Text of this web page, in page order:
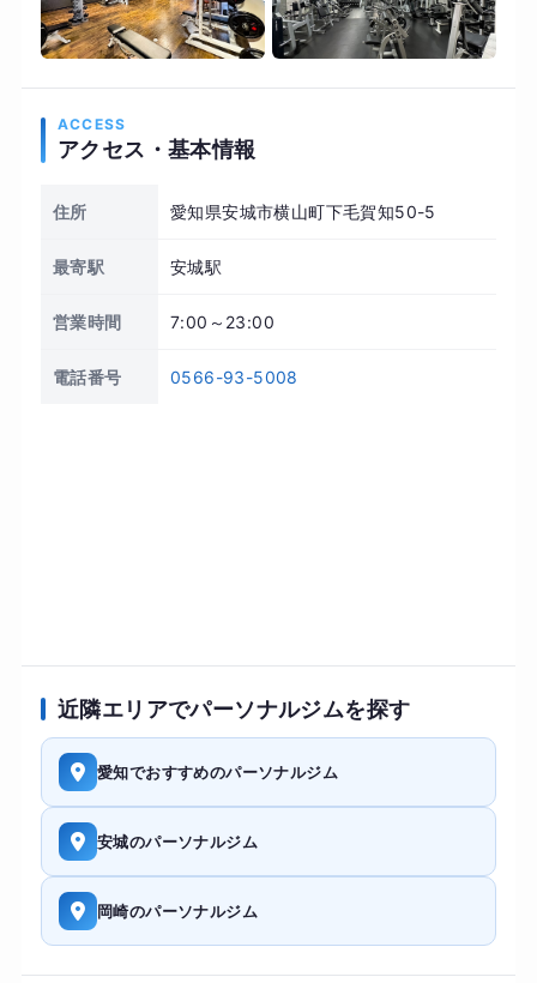
ACCESS
アクセス・基本情報
住所 愛知県安城市横山町下毛賀知50-5
最寄駅 安城駅
営業時間 7:00～23:00
電話番号 0566-93-5008
近隣エリアでパーソナルジムを探す
愛知でおすすめのパーソナルジム
安城のパーソナルジム
岡崎のパーソナルジム